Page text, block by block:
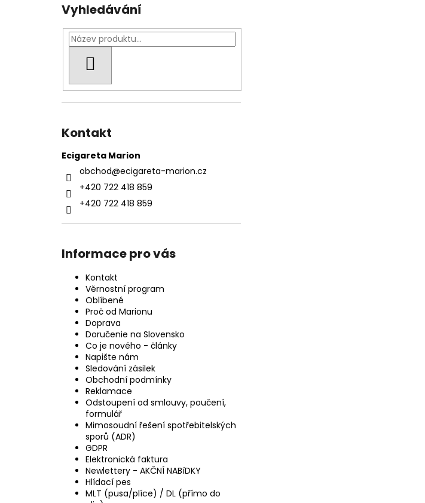
Vyhledávání
Kontakt
Ecigareta Marion
obchod@ecigareta-marion.cz
+420 722 418 859
+420 722 418 859
Informace pro vás
Kontakt
Věrnostní program
Oblíbené
Proč od Marionu
Doprava
Doručenie na Slovensko
Co je nového - články
Napište nám
Sledování zásilek
Obchodní podmínky
Reklamace
Odstoupení od smlouvy, poučení,
formulář
Mimosoudní řešení spotřebitelských
sporů (ADR)
GDPR
Elektronická faktura
Newlettery - AKČNÍ NABíDKY
Hlídací pes
MLT (pusa/plíce) / DL (přímo do